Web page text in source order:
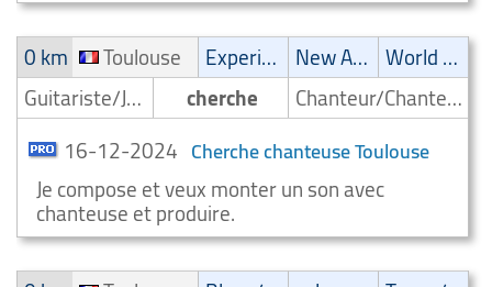
0 km
Toulouse Experimental New Age
World Music
Guitariste/Joueur de guitare
cherche
Chanteur/Chanteuse
16-12-2024 Cherche chanteuse Toulouse
Je compose et veux monter un son avec
chanteuse et produire.